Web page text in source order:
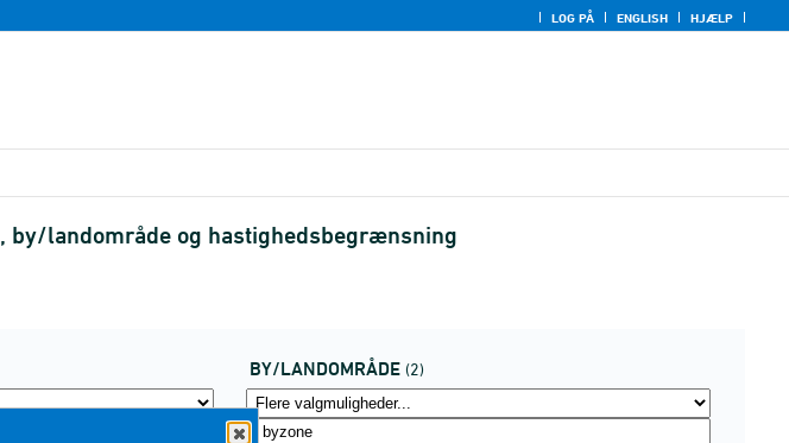
LOG PÅ ENGLISH HJÆLP
landområde og hastighedsbegrænsning
BY/LANDOMRÅDE (2)